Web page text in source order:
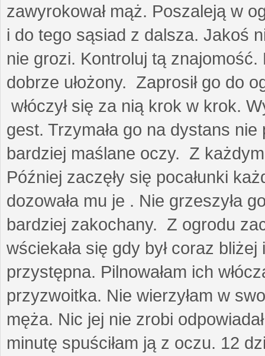
zawyrokował mąż. Poszaleją w
i do tego sąsiad z dalsza. Jakoś
nie grozi. Kontroluj tą
dobrze ułożony. Zaprosił go do
włóczył się za nią krok w krok.
gest. Trzymała go na dystans
bardziej maślane oczy. Z
Później zaczęły się pocałunki
dozowała mu je . Nie grzeszyła
bardziej zakochany. Z ogrodu
wściekała się gdy był coraz
przystępna. Pilnowałam ich
przyzwoitka. Nie wierzyłam w
męża. Nic jej nie zrobi
minutę spuściłam ją z oczu. 12